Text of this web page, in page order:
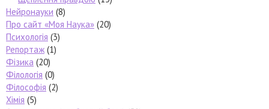
Нейронауки (8)
Про сайт «Моя Наука» (20)
Психологія (3)
Репортаж (1)
Фізика (20)
Філологія (0)
Філософія (2)
Хімія (5)